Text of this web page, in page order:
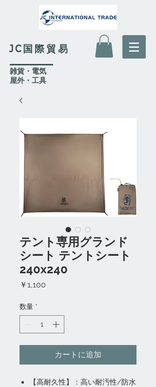
JC国際貿易
​雑貨・電気
​屋外・工具
テント専用グランド
シート テントシート
240x240
￥1,100
数量 *
カートに追加
【高耐久性】：高い耐汚性/防水